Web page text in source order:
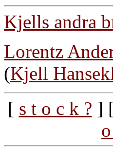
Kjells andra
Lorentz
(Kjell
[ s t o c k ? ]